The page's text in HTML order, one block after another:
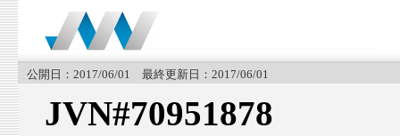
公開日：2017/06/01 最終更新日：2017/06/01
JVN#70951878